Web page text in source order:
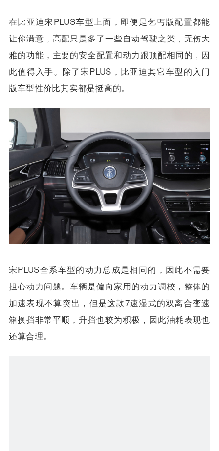
在比亚迪宋PLUS车型上面，即便是乞丐版配置都能
让你满意，高配只是多了一些自动驾驶之类，无伤大
雅的功能，主要的安全配置和动力跟顶配相同的，因
此值得入手。除了宋PLUS，比亚迪其它车型的入门
版车型性价比其实都是挺高的。
宋PLUS全系车型的动力总成是相同的，因此不需要
担心动力问题。车辆是偏向家用的动力调校，整体的
加速表现不算突出，但是这款7速湿式的双离合变速